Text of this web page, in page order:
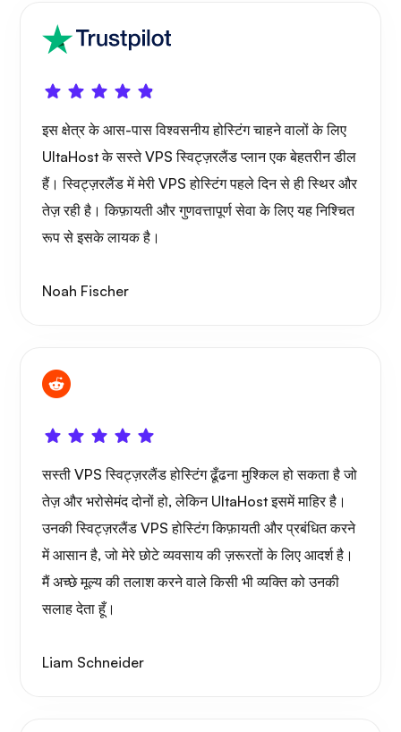
पोर्टेनेर
ग्राफाना
इस क्षेत्र के आस-पास विश्वसनीय होस्टिंग चाहने वालों के लिए
UltaHost के सस्ते VPS स्विट्ज़रलैंड प्लान एक बेहतरीन डील
हैं। स्विट्ज़रलैंड में मेरी VPS होस्टिंग पहले दिन से ही स्थिर और
तेज़ रही है। किफ़ायती और गुणवत्तापूर्ण सेवा के लिए यह निश्चित
रूप से इसके लायक है।
Noah Fischer
सस्ती VPS स्विट्ज़रलैंड होस्टिंग ढूँढना मुश्किल हो सकता है जो
तेज़ और भरोसेमंद दोनों हो, लेकिन UltaHost इसमें माहिर है।
उनकी स्विट्ज़रलैंड VPS होस्टिंग किफ़ायती और प्रबंधित करने
में आसान है, जो मेरे छोटे व्यवसाय की ज़रूरतों के लिए आदर्श है।
मैं अच्छे मूल्य की तलाश करने वाले किसी भी व्यक्ति को उनकी
सलाह देता हूँ।
Liam Schneider